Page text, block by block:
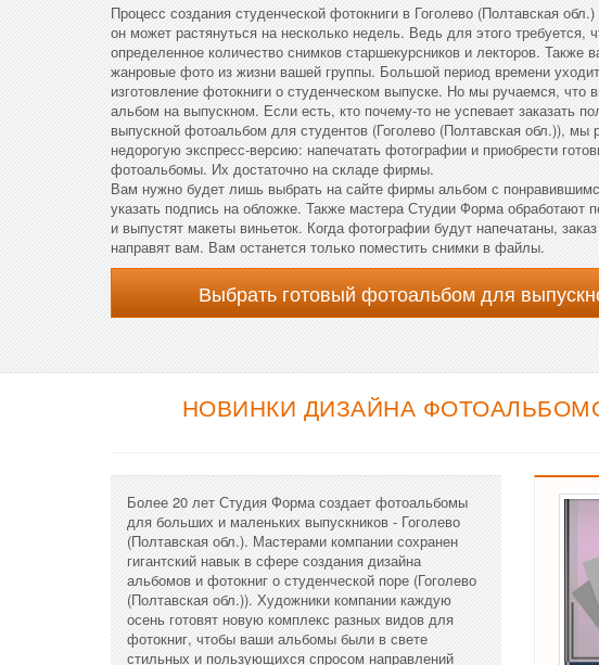
Процесс создания студенческой фотокниги в Гоголево (Полтавская
он может растянуться на несколько недель. Ведь для этого требуется,
определенное количество снимков старшекурсников и лекторов. Также
жанровые фото из жизни вашей группы. Большой период времени
изготовление фотокниги о студенческом выпуске. Но мы ручаемся, что
альбом на выпускном. Если есть, кто почему-то не успевает заказать
выпускной фотоальбом для студентов (Гоголево (Полтавская обл.)), мы
недорогую экспресс-версию: напечатать фотографии и приобрести
фотоальбомы. Их достаточно на складе фирмы.
Вам нужно будет лишь выбрать на сайте фирмы альбом с
указать подпись на обложке. Также мастера Студии Форма обработают
и выпустят макеты виньеток. Когда фотографии будут напечатаны,
направят вам. Вам останется только поместить снимки в файлы.
Выбрать готовый фотоальбом для
НОВИНКИ ДИЗАЙНА
Более 20 лет Студия Форма создает фотоальбомы
для больших и маленьких выпускников - Гоголево
(Полтавская обл.). Мастерами компании сохранен
гигантский навык в сфере создания дизайна
альбомов и фотокниг о студенческой поре (Гоголево
(Полтавская обл.)). Художники компании каждую
осень готовят новую комплекс разных видов для
фотокниг, чтобы ваши альбомы были в свете
стильных и пользующихся спросом направлений